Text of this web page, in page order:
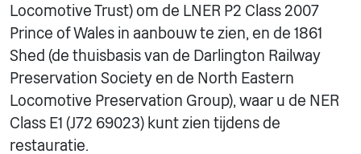
Locomotive Trust) om de LNER P2 Class 2007
Prince of Wales in aanbouw te zien, en de 1861
Shed (de thuisbasis van de Darlington Railway
Preservation Society en de North Eastern
Locomotive Preservation Group), waar u de NER
Class E1 (J72 69023) kunt zien tijdens de
restauratie.